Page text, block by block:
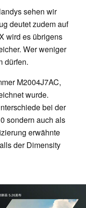
sehen wir
deutet zudem auf
wird es übrigens
Wer weniger
dürfen.
M2004J7AC,
wurde.
bei der
sondern auch als
erwähnte
der Dimensity